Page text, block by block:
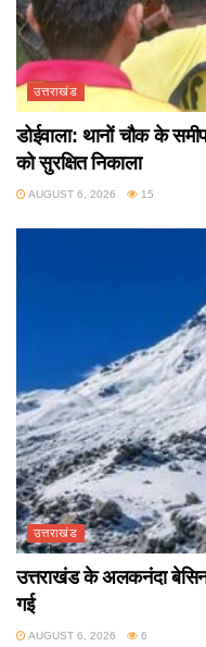
उत्तराखंड
डोईवाला: थानों चौक के
को सुरक्षित निकाला
AUGUST 6, 2026 15
उत्तराखंड
उत्तराखंड के अलकनंदा
गई
AUGUST 6, 2026 6